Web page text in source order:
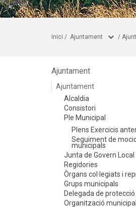
Inici / Ajuntament /
Ajuntament
Ajuntament
Alcaldia
Consistori
Ple Municipal
Plens Exercicis
Seguiment de
municipals
Junta de Govern Local
Regidories
Òrgans col·legiats i
Grups municipals
Delegada de
Organització